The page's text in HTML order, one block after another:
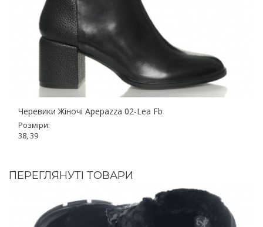
Черевики Жіночі Apepazza 02-Lea Fb
Розміри:
38, 39
ПЕРЕГЛЯНУТІ ТОВАРИ